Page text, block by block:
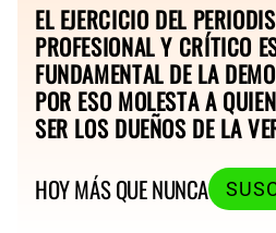
EL EJERCICIO DEL
PROFESIONAL Y CRÍTICO
FUNDAMENTAL DE LA
POR ESO MOLESTA A
SER LOS DUEÑOS DE LA
HOY MÁS QUE NUNCA